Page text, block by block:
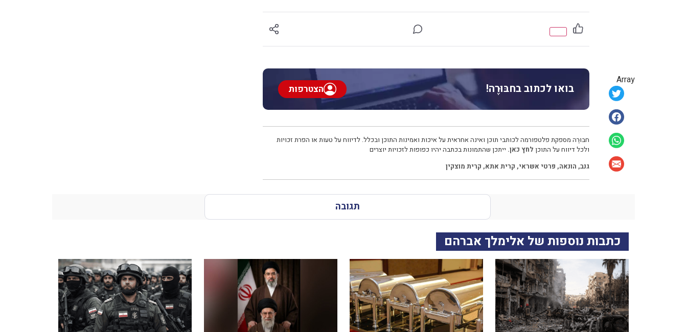
Array
בואו לכתוב בחבּוּרֶה! הצטרפות
חבּוּרֶה מספקת פלטפורמה לכותבי תוכן ואינה אחראית על איכות ואמינות התוכן ובכלל. לדיווח על טעות או הפרת זכויות
ולכל דיווח על התוכן לחץ כאן. ייתכן שהתמונות בכתבה יהיו כפופות לזכויות יוצרים
גנב, הונאה, פרטי אשראי, קרית אתא, קרית מוצקין
תגובה
כתבות נוספות של אלימלך אברהם